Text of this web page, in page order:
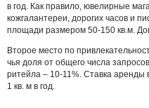
в год. Как правило, ювелирные
кожгалантереи, дорогих часов и
площади размером 50-150 кв.м.
Второе место по
чья доля от общего числа
ритейла – 10-11%. Ставка аренды
1 кв. м в год.